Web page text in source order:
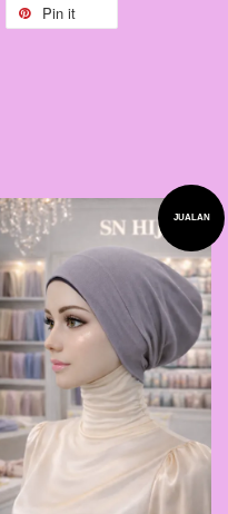
Pin it
JUALAN